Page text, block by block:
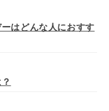
はどんな人におすす